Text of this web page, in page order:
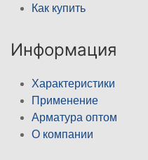
Как купить
Информация
Характеристики
Применение
Арматура оптом
О компании